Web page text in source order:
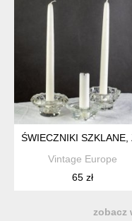
ŚWIECZNIKI SZKLANE,
Vintage Europe
65 zł
zobacz